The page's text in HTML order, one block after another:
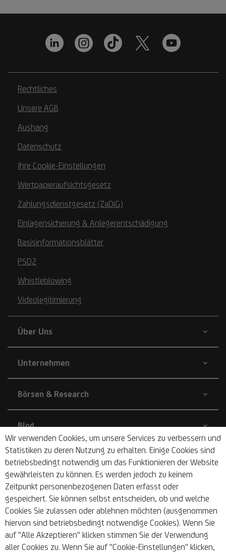
Wir verwenden Cookies, um unsere Services zu verbessern und
Statistiken zu deren Nutzung zu erhalten. Einige Cookies sind
betriebsbedingt notwendig um das Funktionieren der Website
gewährleisten zu können. Es werden jedoch zu keinem
Zeitpunkt personenbezogenen Daten erfasst oder
gespeichert. Sie können selbst entscheiden, ob und welche
Cookies Sie zulassen oder ablehnen möchten (ausgenommen
hiervon sind betriebsbedingt notwendige Cookies). Wenn Sie
auf "Alle Akzeptieren" klicken stimmen Sie der Verwendung
aller Cookies zu. Wenn Sie auf "Cookie-Einstellungen" klicken,
Rechtliches
Unsere AGB
Aushang
Datenschutz
Ihre Cookie-Einstellungen
Wertpapieraufsichtsgesetz
Zahlungsdienstgesetz (ZaDiG)
Einlagensicherung & Anlegerentschädigung
Basisinformationsblätter
PSD2
Whistleblowing
Videolegitimierung
Über Uns
Unternehmen
Börsen & Research
Blog
Nachhaltigkeit
Barrierefrei